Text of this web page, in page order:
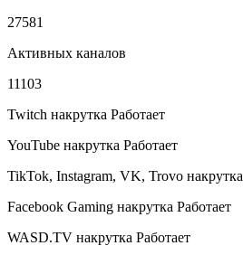
27581
Активных каналов
11103
Twitch накрутка Работает
YouTube накрутка Работает
TikTok, Instagram, VK, Trovo накрутка
Facebook Gaming накрутка Работает
WASD.TV накрутка Работает